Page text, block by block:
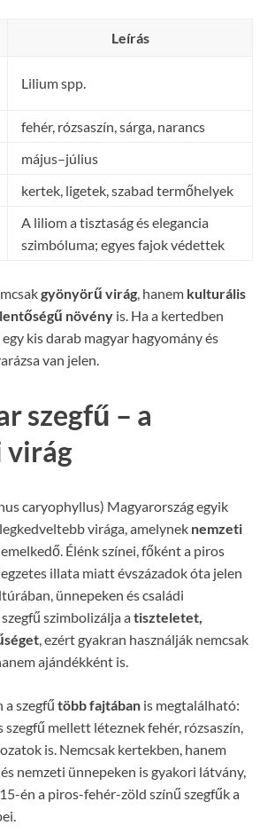
Leírás
Lilium spp.
fehér, rózsaszín, sárga, narancs
május–július
kertek, ligetek, szabad termőhelyek
A liliom a tisztaság és elegancia
szimbóluma; egyes fajok védettek
gyönyörű virág, hanem kulturális
növény is. Ha a kertedben
kis darab magyar hagyomány és
van jelen.
szegfű – a
virág
caryophyllus) Magyarország egyik
virága, amelynek nemzeti
Élénk színei, főként a piros
illata miatt évszázadok óta jelen
ünnepeken és családi
szimbolizálja atiszteletet,
, ezért gyakran használják nemcsak
ajándékként is.
a szegfű több fajtában is megtalálható:
szegfű mellett léteznek fehér, rózsaszín,
is. Nemcsak kertekben, hanem
nemzeti ünnepeken is gyakori látvány,
én a piros-fehér-zöld színű szegfűk a